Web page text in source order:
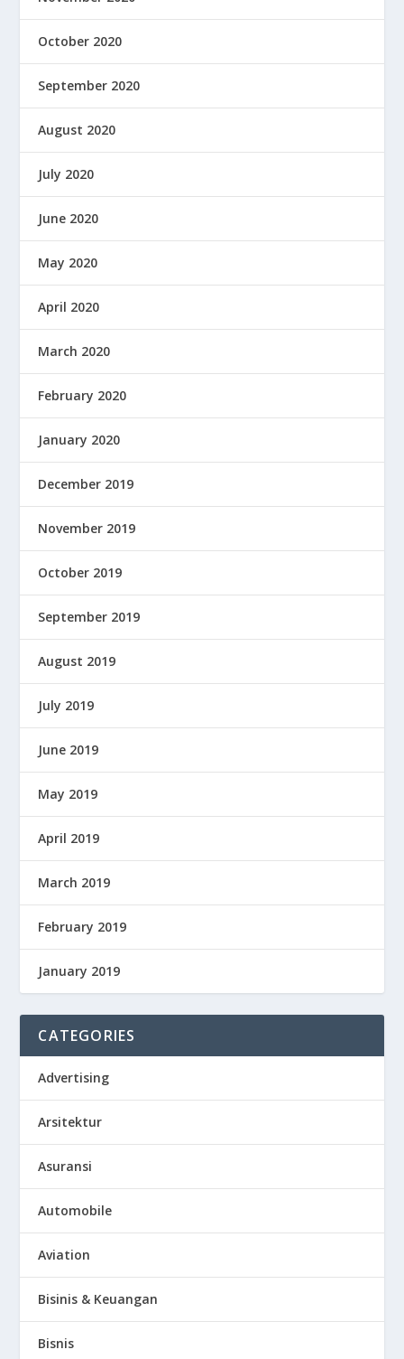
October 2020
September 2020
August 2020
July 2020
June 2020
May 2020
April 2020
March 2020
February 2020
January 2020
December 2019
November 2019
October 2019
September 2019
August 2019
July 2019
June 2019
May 2019
April 2019
March 2019
February 2019
January 2019
CATEGORIES
Advertising
Arsitektur
Asuransi
Automobile
Aviation
Bisinis & Keuangan
Bisnis